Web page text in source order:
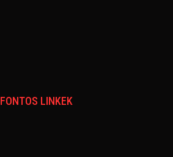
FONTOS LINKEK